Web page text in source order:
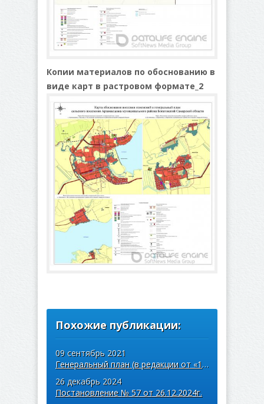
Копии материалов по обоснованию в
виде карт в растровом формате_2
Похожие публикации:
09 сентябрь 2021
Генеральный план (в редакции от «15» декабря 2020 года № 39)
26 декабрь 2024
Постановление № 57 от 26.12.2024г.